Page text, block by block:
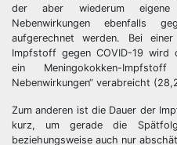
der aber wiederum
Nebenwirkungen ebenfalls
aufgerechnet werden. Bei
Impfstoff gegen COVID-19 wird
ein Meningokokken-
Nebenwirkungen“ verabreicht
Zum anderen ist die Dauer der
kurz, um gerade die
beziehungsweise auch nur